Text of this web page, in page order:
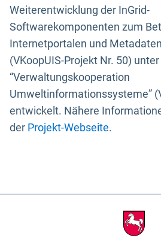
Weiterentwicklung der InGrid-
Softwarekomponenten zum
Internetportalen und
(VKoopUIS-Projekt Nr. 50)
“Verwaltungskooperation
Umweltinformationssysteme”
entwickelt. Nähere
der Projekt-Webseite.